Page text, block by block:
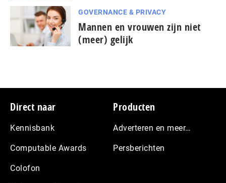
GOVERNANCE & PRIVACY
Mannen en vrouwen zijn niet
(meer) gelijk
Footer
Direct naar
Kennisbank
Computable Awards
Colofon
Producten
Adverteren en meer…
Persberichten